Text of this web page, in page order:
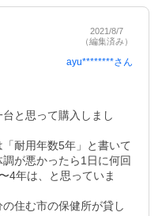
2021/8/7
（編集済み）
ayu********さん
と思って購入しまし
耐用年数5年」と書いて
が悪かったら1日に何回
4年は、と思っていま
住む市の保健所が貸し